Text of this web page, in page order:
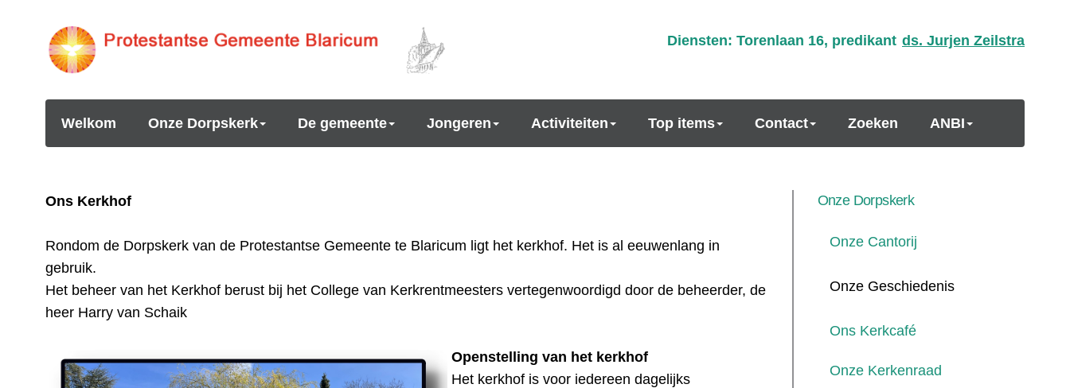
Diensten: Torenlaan 16, predikant ds. Jurjen Zeilstra
Welkom Onze Dorpskerk De gemeente Jongeren Activiteiten Top items Contact Zoeken ANBI
Ons Kerkhof
Rondom de Dorpskerk van de Protestantse Gemeente te Blaricum ligt het kerkhof. Het is al eeuwenlang in
gebruik.
Het beheer van het Kerkhof berust bij het College van Kerkrentmeesters vertegenwoordigd door de beheerder, de
heer Harry van Schaik
Openstelling van het kerkhof
Het kerkhof is voor iedereen dagelijks
Onze Dorpskerk
Onze Cantorij
Onze Geschiedenis
Ons Kerkcafé
Onze Kerkenraad